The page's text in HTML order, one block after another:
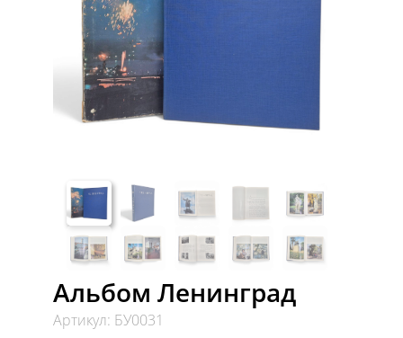
Альбом Ленинград
Артикул: БУ0031